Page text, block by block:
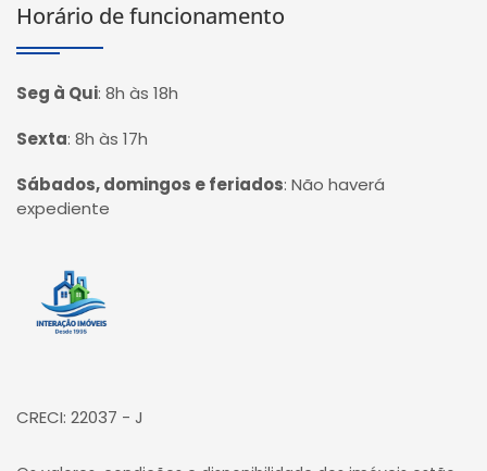
Horário de funcionamento
Seg à Qui: 8h às 18h
Sexta: 8h às 17h
Sábados, domingos e feriados: Não haverá
expediente
Página inicial
CRECI: 22037 - J